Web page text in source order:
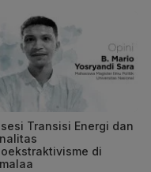
Transisi Energi dan
di